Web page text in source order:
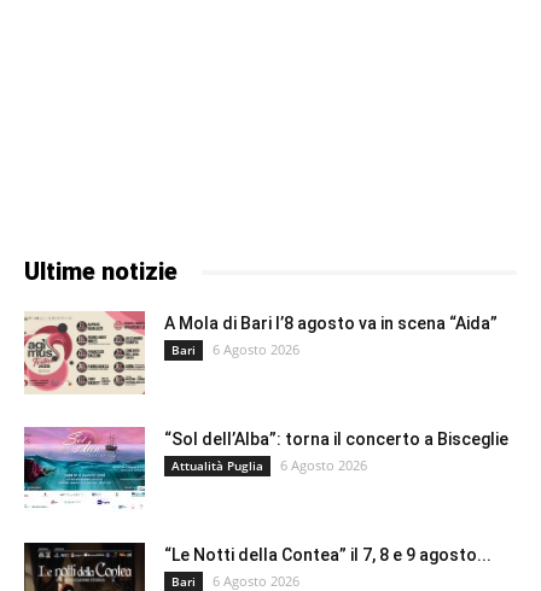
Ultime notizie
A Mola di Bari l’8 agosto va in scena “Aida”
Bari 6 Agosto 2026
“Sol dell’Alba”: torna il concerto a Bisceglie
Attualità Puglia 6 Agosto 2026
“Le Notti della Contea” il 7, 8 e 9 agosto...
Bari 6 Agosto 2026